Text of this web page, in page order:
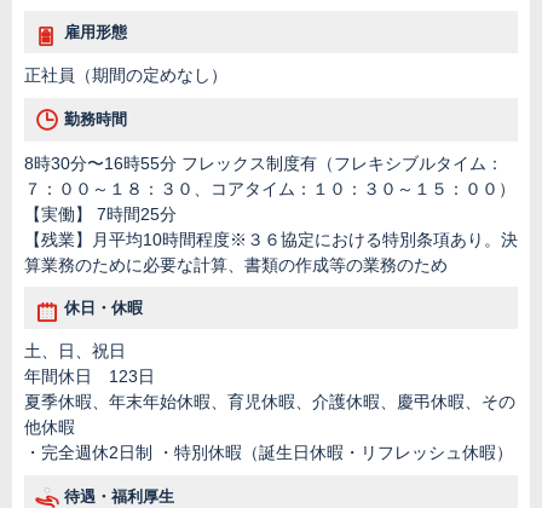
雇用形態
正社員（期間の定めなし）
勤務時間
8時30分〜16時55分 フレックス制度有（フレキシブルタイム：
７：００～１８：３０、コアタイム：１０：３０～１５：００）
【実働】 7時間25分
【残業】月平均10時間程度※３６協定における特別条項あり。決
算業務のために必要な計算、書類の作成等の業務のため
休日・休暇
土、日、祝日
年間休日 123日
夏季休暇、年末年始休暇、育児休暇、介護休暇、慶弔休暇、その
他休暇
・完全週休2日制 ・特別休暇（誕生日休暇・リフレッシュ休暇）
待遇・福利厚生